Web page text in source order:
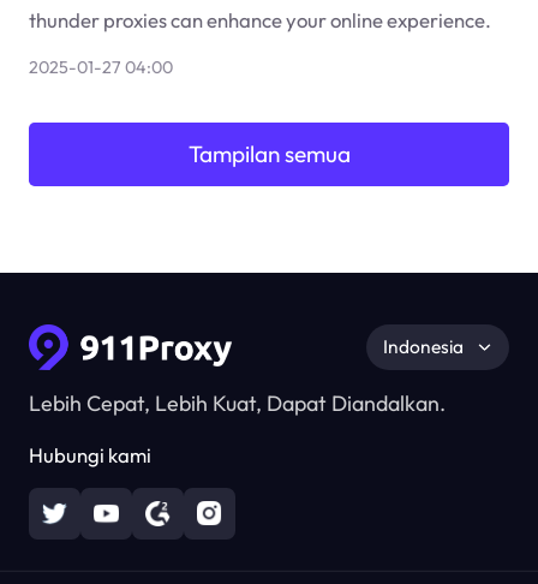
thunder proxies can enhance your online experience.
2025-01-27 04:00
Tampilan semua
Lebih Cepat, Lebih Kuat, Dapat Diandalkan.
Hubungi kami
Indonesia